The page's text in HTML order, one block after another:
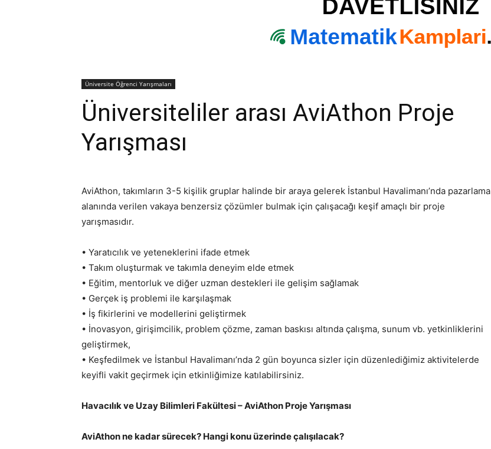
Üniversite Öğrenci Yarışmaları
Üniversiteliler arası AviAthon Proje
Yarışması
AviAthon, takımların 3-5 kişilik gruplar halinde bir araya gelerek İstanbul Havalimanı’nda pazarlama
alanında verilen vakaya benzersiz çözümler bulmak için çalışacağı keşif amaçlı bir proje
yarışmasıdır.
• Yaratıcılık ve yeteneklerini ifade etmek
• Takım oluşturmak ve takımla deneyim elde etmek
• Eğitim, mentorluk ve diğer uzman destekleri ile gelişim sağlamak
• Gerçek iş problemi ile karşılaşmak
• İş fikirlerini ve modellerini geliştirmek
• İnovasyon, girişimcilik, problem çözme, zaman baskısı altında çalışma, sunum vb. yetkinliklerini
geliştirmek,
• Keşfedilmek ve İstanbul Havalimanı’nda 2 gün boyunca sizler için düzenlediğimiz aktivitelerde
keyifli vakit geçirmek için etkinliğimize katılabilirsiniz.
Havacılık ve Uzay Bilimleri Fakültesi – AviAthon Proje Yarışması
AviAthon ne kadar sürecek? Hangi konu üzerinde çalışılacak?